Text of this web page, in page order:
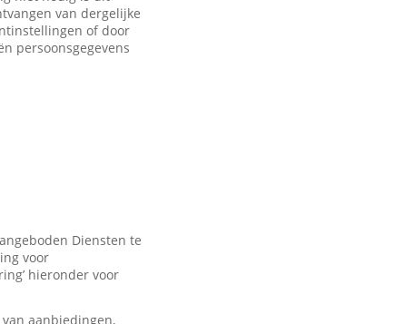
van dergelijke
of door
persoonsgegevens
Diensten te
voor
hieronder voor
aanbiedingen,